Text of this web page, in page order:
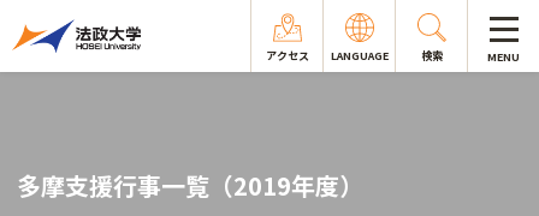
アクセス LANGUAGE 検索 MENU
多摩支援行事一覧（2019年度）